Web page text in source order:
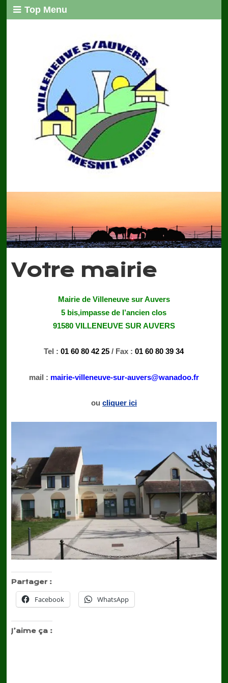
Top Menu
Votre mairie
Mairie de Villeneuve sur Auvers
5 bis,impasse de l’ancien clos
91580 VILLENEUVE SUR AUVERS
Tel :01 60 80 42 25 / Fax :01 60 80 39 34
mail : mairie-villeneuve-sur-auvers@wanadoo.fr
ou cliquer ici
Partager :
Facebook WhatsApp
J’aime ça :